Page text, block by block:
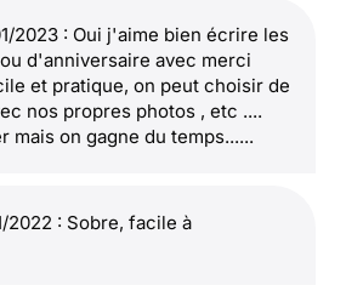
2023 : Oui j'aime bien écrire les
d'anniversaire avec merci
et pratique, on peut choisir de
nos propres photos , etc ....
mais on gagne du temps......
2022 : Sobre, facile à